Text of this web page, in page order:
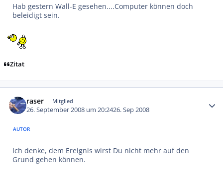
Hab gestern Wall-E gesehen....Computer können doch
beleidigt sein.
Zitat
raser Mitglied
26. September 2008 um 20:2426. Sep 2008
AUTOR
Ich denke, dem Ereignis wirst Du nicht mehr auf den
Grund gehen können.